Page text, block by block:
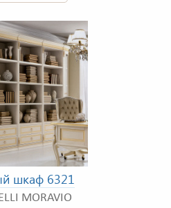
шкаф 6321
MORAVIO